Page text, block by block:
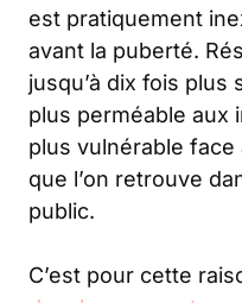
est pratiquement
avant la puberté.
jusqu’à dix fois plus
plus perméable aux
plus vulnérable
que l’on retrouve
public.
C’est pour cette